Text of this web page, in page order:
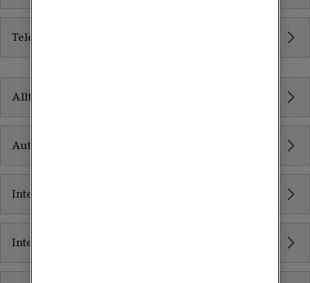
Tele2 Molnbackup
Allt inom Nätverkstjänster
Autentisering
Integration Services
Internet Access - Dedikerad fiber